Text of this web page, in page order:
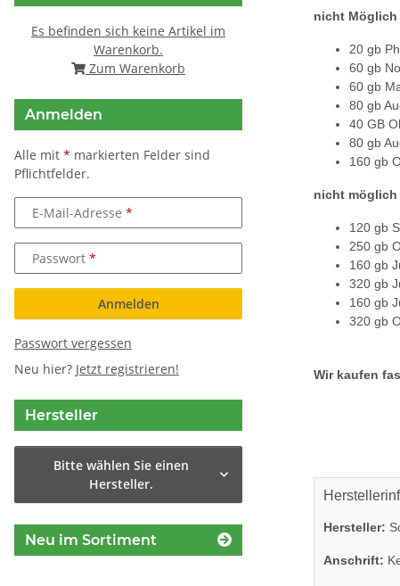
nicht Möglich
20 gb
60 gb
60 gb
80 gb
40 GB
80 gb
160 gb
nicht möglich
120 gb
250 gb
160 gb
320 gb
160 gb
320 gb
Wir kaufen
Hersteller:
Anschrift:
Es befinden sich keine Artikel im
Warenkorb.
Zum Warenkorb
Anmelden
Alle mit * markierten Felder sind
Pflichtfelder.
E-Mail-Adresse
Passwort
Anmelden
Passwort vergessen
Neu hier? Jetzt registrieren!
Hersteller
Bitte wählen Sie einen
Hersteller.
Neu im Sortiment